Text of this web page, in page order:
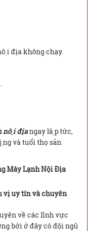
địa không chạy.
nội địangay lập tức,
và tuổi thọ sản
Máy Lạnh Nội Địa
vị uy tín và chuyên
về các lĩnh vực
bởi ở đây có đội ngũ